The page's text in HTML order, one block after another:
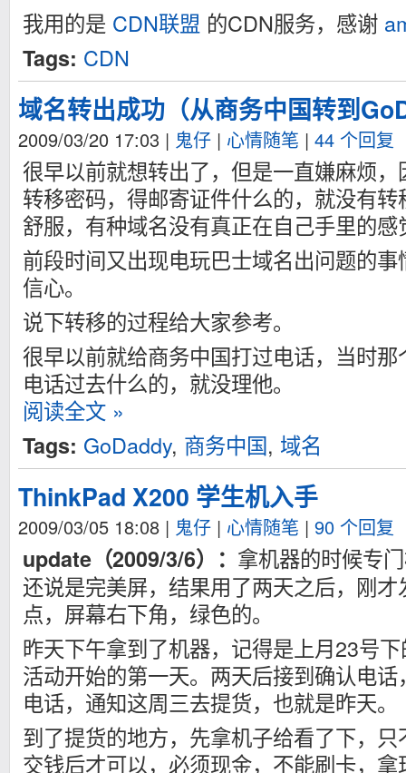
我用的是 CDN联盟 的CDN服务，感谢
Tags: CDN
域名转出成功（从商务中国转到
2009/03/20 17:03 | 鬼仔 | 心情随笔 | 44 个回复
很早以前就想转出了，但是一直嫌麻烦
转移密码，得邮寄证件什么的，就没有
舒服，有种域名没有真正在自己手里的感
前段时间又出现电玩巴士域名出问题的
信心。
说下转移的过程给大家参考。
很早以前就给商务中国打过电话，当时
电话过去什么的，就没理他。
阅读全文 »
Tags: GoDaddy, 商务中国, 域名
ThinkPad X200 学生机入手
2009/03/05 18:08 | 鬼仔 | 心情随笔 | 90 个回复
update（2009/3/6）： 拿机器的时候专
还说是完美屏，结果用了两天之后，刚
点，屏幕右下角，绿色的。
昨天下午拿到了机器，记得是上月23号
活动开始的第一天。两天后接到确认电
电话，通知这周三去提货，也就是昨天。
到了提货的地方，先拿机子给看了下，
交钱后才可以，必须现金，不能刷卡，